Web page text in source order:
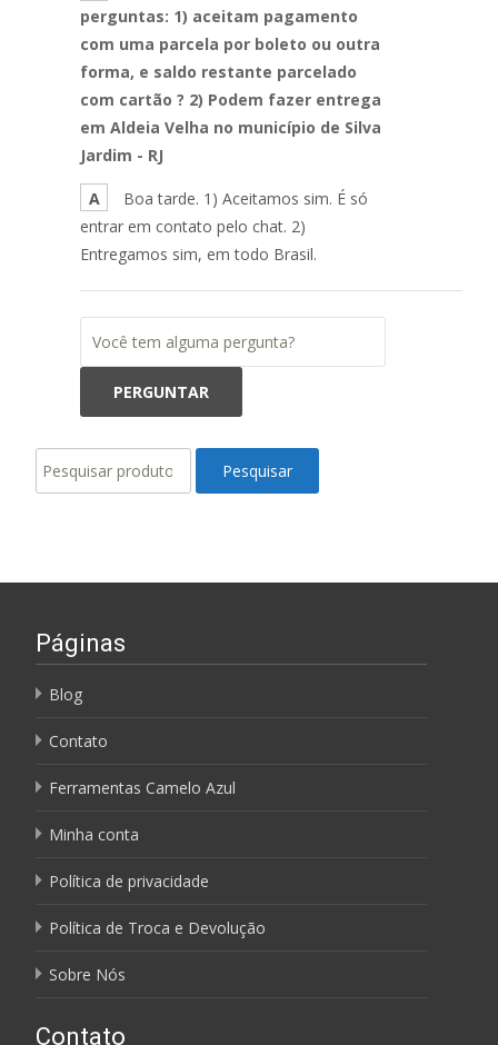
perguntas: 1) aceitam pagamento
com uma parcela por boleto ou outra
forma, e saldo restante parcelado
com cartão ? 2) Podem fazer entrega
em Aldeia Velha no município de Silva
Jardim - RJ
A
Boa tarde. 1) Aceitamos sim. É só
entrar em contato pelo chat. 2)
Entregamos sim, em todo Brasil.
por:
Pesquisar
Páginas
Blog
Contato
Ferramentas Camelo Azul
Minha conta
Política de privacidade
Política de Troca e Devolução
Sobre Nós
Contato